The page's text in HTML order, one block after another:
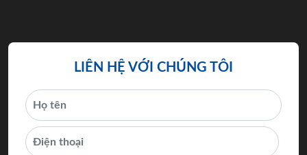
LIÊN HỆ VỚI CHÚNG TÔI